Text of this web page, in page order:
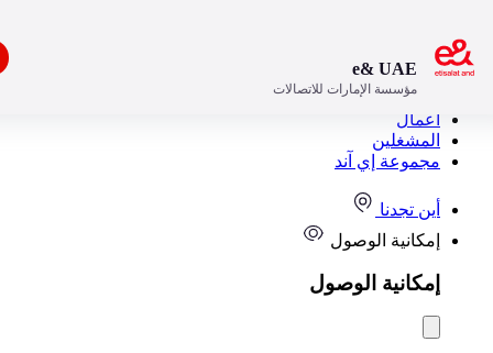
إي آند
تجدنا
الوصول
الوصول
e& UAE
مؤسسة الإمارات للاتصالات